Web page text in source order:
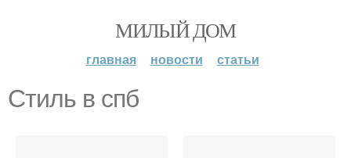
МИЛЫЙ ДОМ
главная новости статьи
Стиль в спб